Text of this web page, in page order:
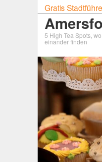
Gratis
5 High Tea Spots,
einander finden